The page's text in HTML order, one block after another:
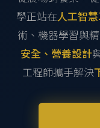
學正站在人工智
術、機器學習與
安全、營養設計
工程師攜手解決